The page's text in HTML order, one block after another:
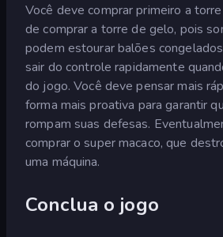
Você deve comprar primeiro a
de comprar a torre de gelo, pois
podem estourar balões
sair do controle rapidamente
do jogo. Você deve pensar mais
forma mais proativa para garantir
rompam suas defesas.
comprar o super macaco, que
uma máquina.
Conclua o jogo